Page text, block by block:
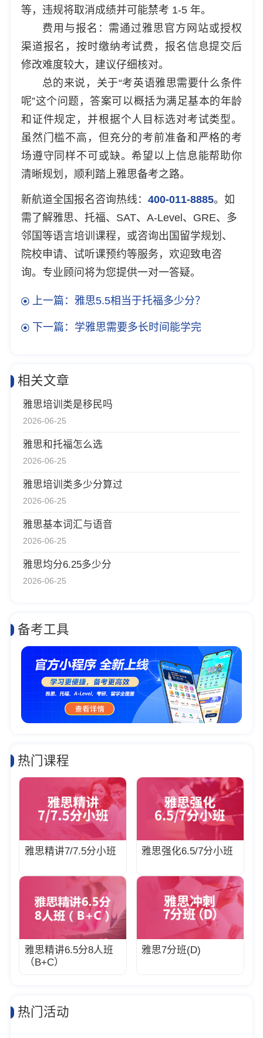
等，违规将取消成绩并可能禁考 1-5 年。
费用与报名：需通过雅思官方网站或授权
渠道报名，按时缴纳考试费，报名信息提交后
修改难度较大，建议仔细核对。
总的来说，关于“考英语雅思需要什么条件
呢”这个问题，答案可以概括为满足基本的年龄
和证件规定，并根据个人目标选对考试类型。
虽然门槛不高，但充分的考前准备和严格的考
场遵守同样不可或缺。希望以上信息能帮助你
清晰规划，顺利踏上雅思备考之路。
新航道全国报名咨询热线： 400-011-8885。如
需了解雅思、托福、SAT、A-Level、GRE、多
邻国等语言培训课程，或咨询出国留学规划、
院校申请、试听课预约等服务，欢迎致电咨
询。专业顾问将为您提供一对一答疑。
上一篇：雅思5.5相当于托福多少分？
下一篇：学雅思需要多长时间能学完
相关文章
雅思培训类是移民吗
2026-06-25
雅思和托福怎么选
2026-06-25
雅思培训类多少分算过
2026-06-25
雅思基本词汇与语音
2026-06-25
雅思均分6.25多少分
2026-06-25
备考工具
热门课程
雅思精讲7/7.5分小班 雅思强化6.5/7分小班
雅思精讲6.5分8人班
（B+C）
雅思7分班(D)
热门活动